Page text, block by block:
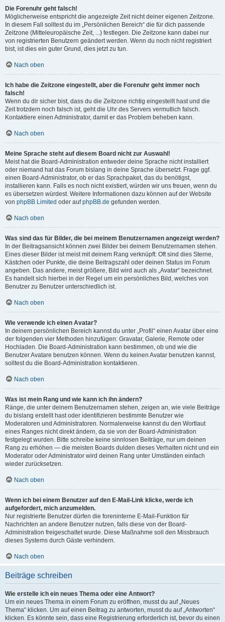
Die Forenuhr geht falsch!
Möglicherweise entspricht die angezeigte Zeit nicht deiner eigenen Zeitzone.
In diesem Fall solltest du im „Persönlichen Bereich“ die für dich passende
Zeitzone (Mitteleuropäische Zeit, ...) festlegen. Die Zeitzone kann dabei nur
von registrierten Benutzern geändert werden. Wenn du noch nicht registriert
bist, ist dies ein guter Grund, dies jetzt zu tun.
Nach oben
Ich habe die Zeitzone eingestellt, aber die Forenuhr geht immer noch
falsch!
Wenn du dir sicher bist, dass du die Zeitzone richtig eingestellt hast und die
Zeit trotzdem noch falsch ist, geht die Uhr des Servers vermutlich falsch.
Kontaktiere einen Administrator, damit er das Problem beheben kann.
Nach oben
Meine Sprache steht auf diesem Board nicht zur Auswahl!
Meist hat die Board-Administration entweder deine Sprache nicht installiert
oder niemand hat das Forum bislang in deine Sprache übersetzt. Frage ggf.
einen Board-Administrator, ob er das Sprachpaket, das du benötigst,
installieren kann. Falls es noch nicht existiert, würden wir uns freuen, wenn du
es übersetzen würdest. Weitere Informationen dazu können auf der Website
von phpBB Limited oder aufphpBB.de gefunden werden.
Nach oben
Was sind das für Bilder, die bei meinem Benutzernamen angezeigt werden?
In der Beitragsansicht können zwei Bilder bei deinem Benutzernamen stehen.
Eines dieser Bilder ist meist mit deinem Rang verknüpft: Oft sind dies Sterne,
Kästchen oder Punkte, die deine Beitragszahl oder deinen Status im Forum
angeben. Das andere, meist größere, Bild wird auch als „Avatar“ bezeichnet.
Es handelt sich hierbei in der Regel um ein persönliches Bild, welches von
Benutzer zu Benutzer unterschiedlich ist.
Nach oben
Wie verwende ich einen Avatar?
In deinem persönlichen Bereich kannst du unter „Profil“ einen Avatar über eine
der folgenden vier Methoden hinzufügen: Gravatar, Galerie, Remote oder
Hochladen. Die Board-Administration kann bestimmen, ob und wie die
Benutzer Avatare benutzen können. Wenn du keinen Avatar benutzen kannst,
solltest du die Board-Administration kontaktieren.
Nach oben
Was ist mein Rang und wie kann ich ihn ändern?
Ränge, die unter deinem Benutzernamen stehen, zeigen an, wie viele Beiträge
du bislang erstellt hast oder identifizieren bestimmte Benutzer wie
Moderatoren und Administratoren. Normalerweise kannst du den Wortlaut
eines Ranges nicht direkt ändern, da sie von der Board-Administration
festgelegt wurden. Bitte schreibe keine sinnlosen Beiträge, nur um deinen
Rang zu erhöhen — die meisten Boards dulden dieses Verhalten nicht und ein
Moderator oder Administrator wird deinen Rang unter Umständen einfach
wieder zurücksetzen.
Nach oben
Wenn ich bei einem Benutzer auf den E-Mail-Link klicke, werde ich
aufgefordert, mich anzumelden.
Nur registrierte Benutzer dürfen die foreninterne E-Mail-Funktion für
Nachrichten an andere Benutzer nutzen, falls diese von der Board-
Administration freigeschaltet wurde. Diese Maßnahme soll den Missbrauch
dieses Systems durch Gäste verhindern.
Nach oben
Beiträge schreiben
Wie erstelle ich ein neues Thema oder eine Antwort?
Um ein neues Thema in einem Forum zu eröffnen, musst du auf „Neues
Thema“ klicken. Um auf einen Beitrag zu antworten, musst du auf „Antworten“
klicken. Es könnte sein, dass eine Registrierung erforderlich ist, bevor du einen